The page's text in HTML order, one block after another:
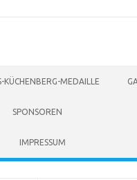
KÜCHENBERG-MEDAILLE
SPONSOREN
IMPRESSUM